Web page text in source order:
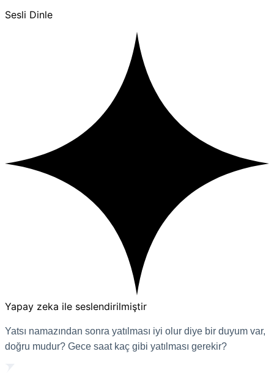
Sesli Dinle
Yapay zeka ile seslendirilmiştir
Yatsı namazından sonra yatılması iyi olur diye bir duyum var,
doğru mudur? Gece saat kaç gibi yatılması gerekir?